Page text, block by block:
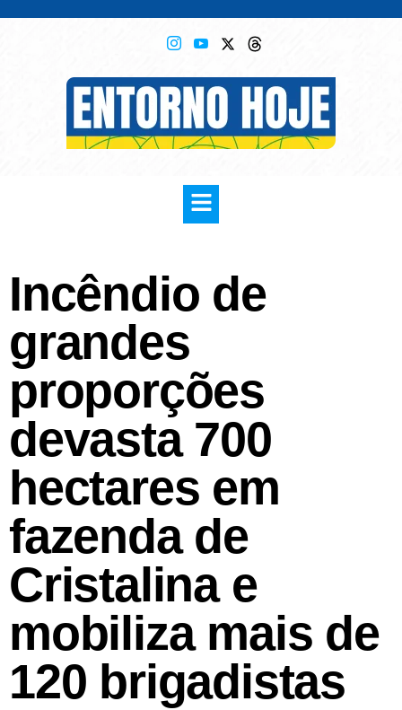
Incêndio de
grandes
proporções
devasta 700
hectares em
fazenda de
Cristalina e
mobiliza mais de
120 brigadistas